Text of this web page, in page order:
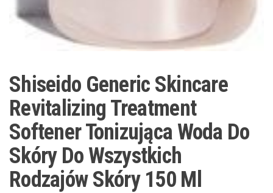
Shiseido Generic Skincare
Revitalizing Treatment
Softener Tonizująca Woda Do
Skóry Do Wszystkich
Rodzajów Skóry 150 Ml